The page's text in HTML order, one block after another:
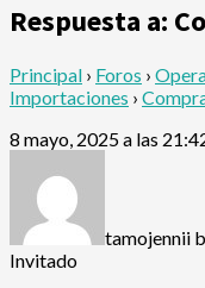
Respuesta a:
Principal › Foros ›
Importaciones ›
8 mayo, 2025 a las
tamojennii
Invitado